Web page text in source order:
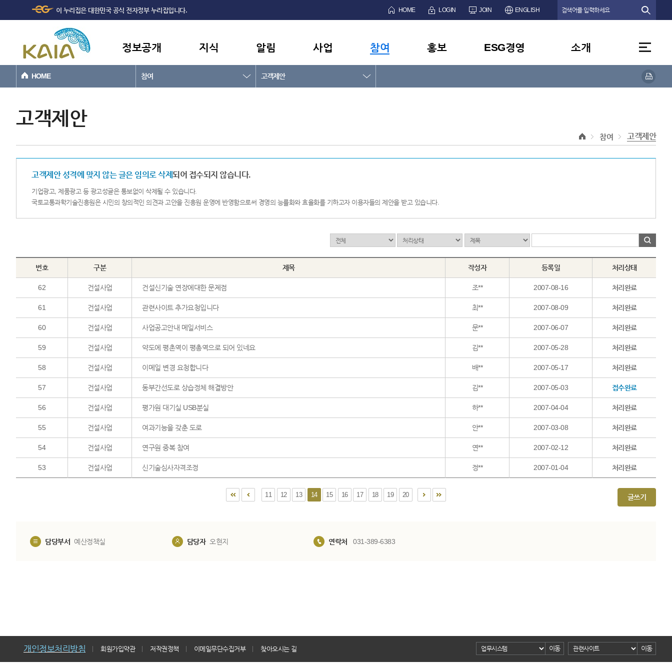
본문바로가기
이 누리집은 대한민국 공식 전자정부 누리집입니다. HOME LOGIN JOIN ENGLISH
정보공개 지식 알림 사업 참여 홍보 ESG경영 소개
HOME 참여 고객제안
고객제안
참여 고객제안
고객제안 성격에 맞지 않는 글은 임의로 삭제 되어 접수되지 않습니다.
기업광고, 제품광고 등 광고성글은 통보없이 삭제될 수 있습니다.
국토교통과학기술진흥원은 시민의 창의적인 의견과 고안을 진흥원 운영에 반영함으로써 경영의 능률화와 효율화를 기하고자 이용자들의 제안을 받고 있습니다.
번호 구분 제목 작성자 등록일 처리상태
62 건설사업 건설신기술 연장에대한 문제점 조** 2007-08-16 처리완료
61 건설사업 관련사이트 추가요청입니다 최** 2007-08-09 처리완료
60 건설사업 사업공고안내 메일서비스 문** 2007-06-07 처리완료
59 건설사업 약도에 평촌역이 평총역으로 되어 있네요 김** 2007-05-28 처리완료
58 건설사업 이메일 변경 요청합니다 배** 2007-05-17 처리완료
57 건설사업 동부간선도로 상습정체 해결방안 김** 2007-05-03 접수완료
56 건설사업 평가원 대기실 USB분실 하** 2007-04-04 처리완료
55 건설사업 여과기능을 갖춘 도로 안** 2007-03-08 처리완료
54 건설사업 연구원 중복 참여 연** 2007-02-12 처리완료
53 건설사업 신기술심사자격조정 정** 2007-01-04 처리완료
11 12 13 14 15 16 17 18 19 20 글쓰기
담당부서 예산정책실 담당자 오현지 연락처 031-389-6383
개인정보처리방침 회원가입약관 저작권정책 이메일무단수집거부 찾아오시는 길 이동 이동